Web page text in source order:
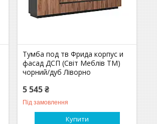
Тумба под тв Фрида корпус и
фасад ДСП (Світ Меблів TM)
чорний/дуб Ліворно
5 545 ₴
Під замовлення
Купити